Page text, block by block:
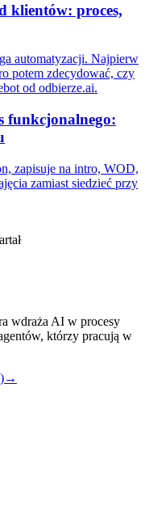
klientów: proces,
automatyzacji. Najpierw
potem zdecydować, czy
od odbierze.ai.
funkcjonalnego:
zapisuje na intro, WOD,
zamiast siedzieć przy
wdraża AI w procesy
którzy pracują w
→